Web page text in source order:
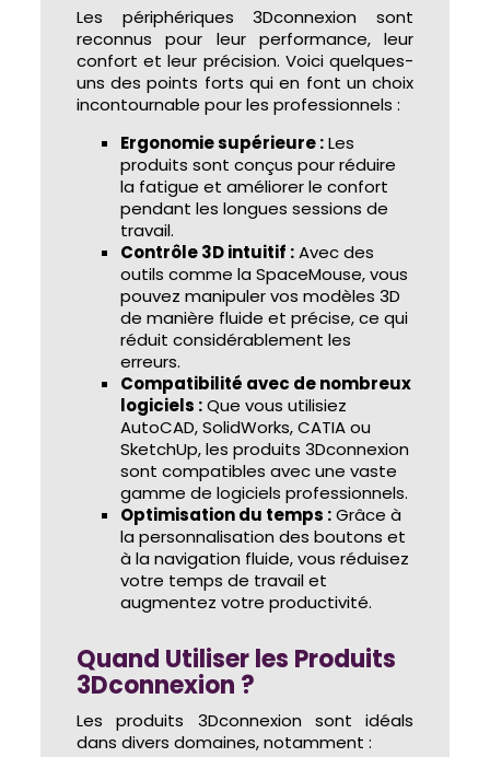
Les périphériques 3Dconnexion sont
reconnus pour leur performance, leur
confort et leur précision. Voici quelques-
uns des points forts qui en font un choix
incontournable pour les professionnels :
Ergonomie supérieure :Les
produits sont conçus pour réduire
la fatigue et améliorer le confort
pendant les longues sessions de
travail.
Contrôle 3D intuitif :Avec des
outils comme la SpaceMouse, vous
pouvez manipuler vos modèles 3D
de manière fluide et précise, ce qui
réduit considérablement les
erreurs.
Compatibilité avec de nombreux
logiciels :Que vous utilisiez
AutoCAD, SolidWorks, CATIA ou
SketchUp, les produits 3Dconnexion
sont compatibles avec une vaste
gamme de logiciels professionnels.
Optimisation du temps :Grâce à
la personnalisation des boutons et
à la navigation fluide, vous réduisez
votre temps de travail et
augmentez votre productivité.
Quand Utiliser les Produits
3Dconnexion ?
Les produits 3Dconnexion sont idéals
dans divers domaines, notamment :